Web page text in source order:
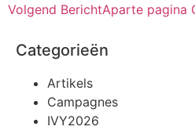
Volgend BerichtAparte pagina
Categorieën
Artikels
Campagnes
IVY2026